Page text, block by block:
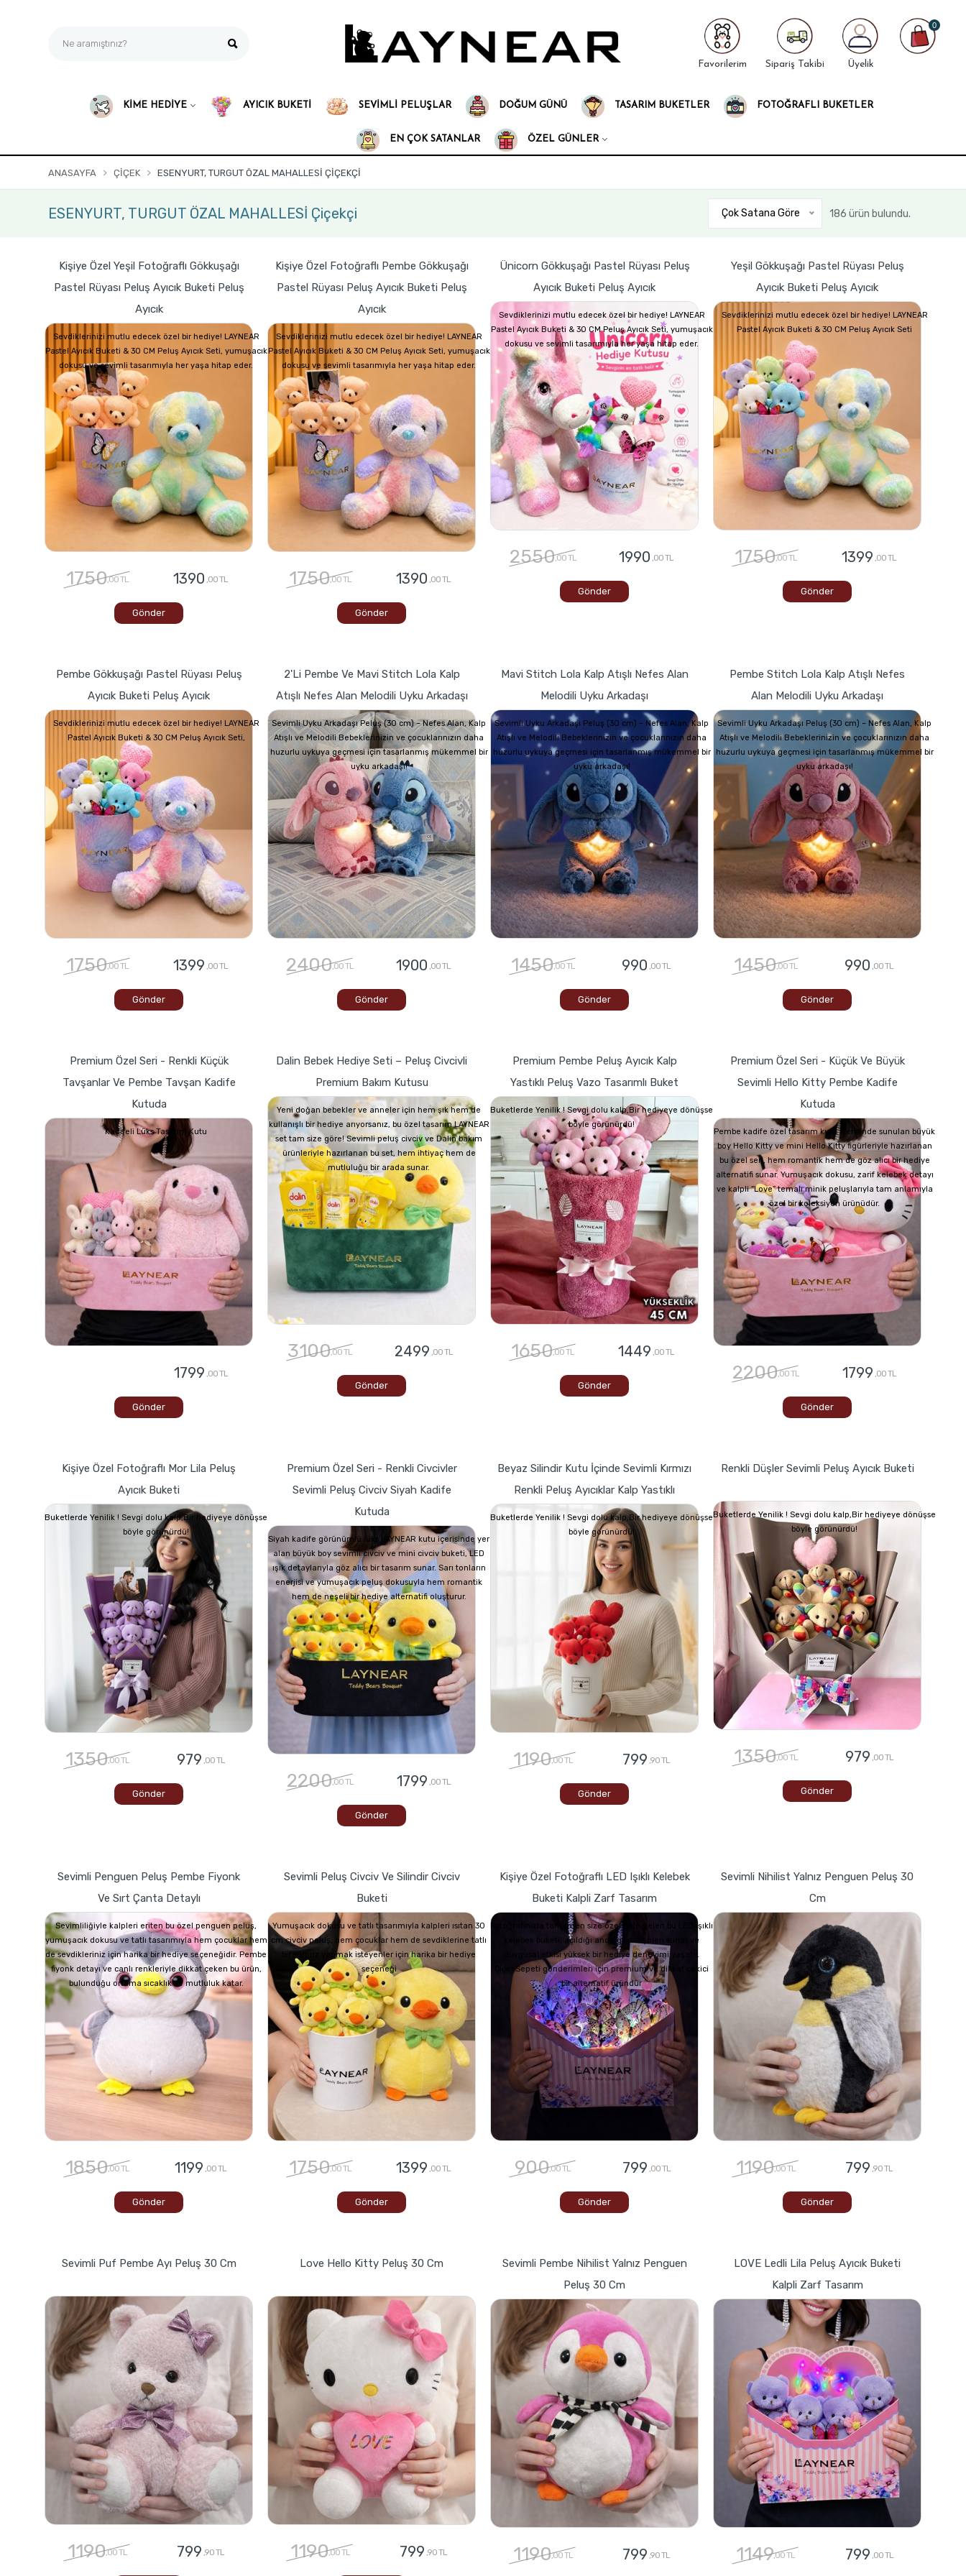
Favorilerim Sipariş Takibi Üyelik
0
KİME HEDİYE AYICIK BUKETİ SEVIMLI PELUŞLAR DOĞUM GÜNÜ TASARIM BUKETLER FOTOĞRAFLI BUKETLER
EN ÇOK SATANLAR ÖZEL GÜNLER
ANASAYFA ÇIÇEK ESENYURT, TURGUT ÖZAL MAHALLESİ ÇIÇEKÇI
ESENYURT, TURGUT ÖZAL MAHALLESİ Çiçekçi Çok Satana Göre 186 ürün bulundu.
Kişiye Özel Yeşil Fotoğraflı Gökkuşağı
Pastel Rüyası Peluş Ayıcık Buketi Peluş
Ayıcık
Sevdiklerinizi mutlu edecek özel bir hediye! LAYNEAR
Pastel Ayıcık Buketi & 30 CM Peluş Ayıcık Seti, yumuşacık
dokusu ve sevimli tasarımıyla her yaşa hitap eder.
1750,00 TL 1390 ,00 TL
Gönder
Kişiye Özel Fotoğraflı Pembe Gökkuşağı
Pastel Rüyası Peluş Ayıcık Buketi Peluş
Ayıcık
Sevdiklerinizi mutlu edecek özel bir hediye! LAYNEAR
Pastel Ayıcık Buketi & 30 CM Peluş Ayıcık Seti, yumuşacık
dokusu ve sevimli tasarımıyla her yaşa hitap eder.
1750,00 TL 1390 ,00 TL
Gönder
Ünicorn Gökkuşağı Pastel Rüyası Peluş
Ayıcık Buketi Peluş Ayıcık
Sevdiklerinizi mutlu edecek özel bir hediye! LAYNEAR
Pastel Ayıcık Buketi & 30 CM Peluş Ayıcık Seti, yumuşacık
dokusu ve sevimli tasarımıyla her yaşa hitap eder.
2550,00 TL 1990 ,00 TL
Gönder
Yeşil Gökkuşağı Pastel Rüyası Peluş
Ayıcık Buketi Peluş Ayıcık
Sevdiklerinizi mutlu edecek özel bir hediye! LAYNEAR
Pastel Ayıcık Buketi & 30 CM Peluş Ayıcık Seti
1750,00 TL 1399 ,00 TL
Gönder
Pembe Gökkuşağı Pastel Rüyası Peluş
Ayıcık Buketi Peluş Ayıcık
Sevdiklerinizi mutlu edecek özel bir hediye! LAYNEAR
Pastel Ayıcık Buketi & 30 CM Peluş Ayıcık Seti,
1750,00 TL 1399 ,00 TL
Gönder
2'li Pembe Ve Mavi Stitch Lola Kalp
Atışlı Nefes Alan Melodili Uyku Arkadaşı
Sevimli Uyku Arkadaşı Peluş (30 cm) – Nefes Alan, Kalp
Atışlı ve Melodili Bebeklerinizin ve çocuklarınızın daha
huzurlu uykuya geçmesi için tasarlanmış mükemmel bir
uyku arkadaşı!
2400,00 TL 1900 ,00 TL
Gönder
Mavi Stitch Lola Kalp Atışlı Nefes Alan
Melodili Uyku Arkadaşı
Sevimli Uyku Arkadaşı Peluş (30 cm) – Nefes Alan, Kalp
Atışlı ve Melodili Bebeklerinizin ve çocuklarınızın daha
huzurlu uykuya geçmesi için tasarlanmış mükemmel bir
uyku arkadaşı!
1450,00 TL 990 ,00 TL
Gönder
Pembe Stitch Lola Kalp Atışlı Nefes
Alan Melodili Uyku Arkadaşı
Sevimli Uyku Arkadaşı Peluş (30 cm) – Nefes Alan, Kalp
Atışlı ve Melodili Bebeklerinizin ve çocuklarınızın daha
huzurlu uykuya geçmesi için tasarlanmış mükemmel bir
uyku arkadaşı!
1450,00 TL 990 ,00 TL
Gönder
Premium Özel Seri - Renkli Küçük
Tavşanlar Ve Pembe Tavşan Kadife
Kutuda
Kadifeli Lüks Tasarım Kutu
1799 ,00 TL
Gönder
Dalin Bebek Hediye Seti – Peluş Civcivli
Premium Bakım Kutusu
Yeni doğan bebekler ve anneler için hem şık hem de
kullanışlı bir hediye arıyorsanız, bu özel tasarım LAYNEAR
set tam size göre! Sevimli peluş civciv ve Dalin bakım
ürünleriyle hazırlanan bu set, hem ihtiyaç hem de
mutluluğu bir arada sunar.
3100,00 TL 2499 ,00 TL
Gönder
Premium Pembe Peluş Ayıcık Kalp
Yastıklı Peluş Vazo Tasarımlı Buket
Buketlerde Yenilik ! Sevgi dolu kalp,Bir hediyeye dönüşse
böyle görünürdü!
1650,00 TL 1449 ,00 TL
Gönder
Premium Özel Seri - Küçük Ve Büyük
Sevimli Hello Kitty Pembe Kadife
Kutuda
Pembe kadife özel tasarım kutu içerisinde sunulan büyük
boy Hello Kitty ve mini Hello Kitty figürleriyle hazırlanan
bu özel seri, hem romantik hem de göz alıcı bir hediye
alternatifi sunar. Yumuşacık dokusu, zarif kelebek detayı
ve kalpli “Love” temalı minik peluşlarıyla tam anlamıyla
özel bir koleksiyon ürünüdür.
2200,00 TL 1799 ,00 TL
Gönder
Kişiye Özel Fotoğraflı Mor Lila Peluş
Ayıcık Buketi
Buketlerde Yenilik ! Sevgi dolu kalp,Bir hediyeye dönüşse
böyle görünürdü!
1350,00 TL 979 ,00 TL
Gönder
Premium Özel Seri - Renkli Civcivler
Sevimli Peluş Civciv Siyah Kadife
Kutuda
Siyah kadife görünümlü lüks LAYNEAR kutu içerisinde yer
alan büyük boy sevimli civciv ve mini civciv buketi, LED
ışık detaylarıyla göz alıcı bir tasarım sunar. Sarı tonların
enerjisi ve yumuşacık peluş dokusuyla hem romantik
hem de neşeli bir hediye alternatifi oluşturur.
2200,00 TL 1799 ,00 TL
Gönder
Beyaz Silindir Kutu İçinde Sevimli Kırmızı
Renkli Peluş Ayıcıklar Kalp Yastıklı
Buketlerde Yenilik ! Sevgi dolu kalp,Bir hediyeye dönüşse
böyle görünürdü!
1190,00 TL 799 ,90 TL
Gönder
Renkli Düşler Sevimli Peluş Ayıcık Buketi
Buketlerde Yenilik ! Sevgi dolu kalp,Bir hediyeye dönüşse
böyle görünürdü!
1350,00 TL 979 ,00 TL
Gönder
Sevimli Penguen Peluş Pembe Fiyonk
Ve Sırt Çanta Detaylı
Sevimliliğiyle kalpleri eriten bu özel penguen peluş,
yumuşacık dokusu ve tatlı tasarımıyla hem çocuklar hem
de sevdikleriniz için harika bir hediye seçeneğidir. Pembe
fiyonk detayı ve canlı renkleriyle dikkat çeken bu ürün,
bulunduğu ortama sıcaklık ve mutluluk katar.
1850,00 TL 1199 ,00 TL
Gönder
Sevimli Peluş Civciv Ve Silindir Civciv
Buketi
Yumuşacık dokusu ve tatlı tasarımıyla kalpleri ısıtan 30
cm civciv peluş, hem çocuklar hem de sevdiklerine tatlı
bir sürpriz yapmak isteyenler için harika bir hediye
seçeneği
1750,00 TL 1399 ,00 TL
Gönder
Kişiye Özel Fotoğraflı LED Işıklı Kelebek
Buketi Kalpli Zarf Tasarım
Fotoğrafınızla tamamen size özel hale gelen bu LED ışıklı
kelebek buketi, açıldığı anda görsel şölen sunar ve
duygusal etkisi yüksek bir hediye deneyimi yaşatır.
ÇiçekSepeti gönderimleri için premium ve dikkat çekici
bir alternatif üründür
900,00 TL 799 ,00 TL
Gönder
Sevimli Nihilist Yalnız Penguen Peluş 30
Cm
1190,00 TL 799 ,90 TL
Gönder
Sevimli Puf Pembe Ayı Peluş 30 Cm
1190,00 TL 799 ,90 TL
Love Hello Kitty Peluş 30 Cm
1190,00 TL 799 ,90 TL
Sevimli Pembe Nihilist Yalnız Penguen
Peluş 30 Cm
1190,00 TL 799 ,90 TL
LOVE Ledli Lila Peluş Ayıcık Buketi
Kalpli Zarf Tasarım
1149,00 TL 799 ,00 TL